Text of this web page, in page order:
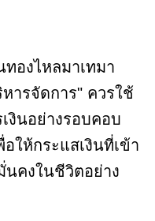
ทองไหลมาเทมา
ารจัดการ" ควรใช้
งินอย่างรอบคอบ
ให้กระแสเงินที่เข้า
นคงในชีวิตอย่าง